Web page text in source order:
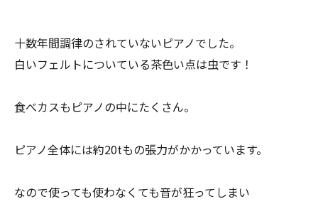
十数年間調律のされていないピアノでした。
白いフェルトについている茶色い点は虫です！
食べカスもピアノの中にたくさん。
ピアノ全体には約20tもの張力がかかっています。
なので使っても使わなくても音が狂ってしまい